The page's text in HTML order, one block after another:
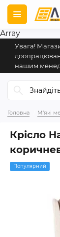
Array
Увага!
нашим
Головна М’які
Крісло
Популярний